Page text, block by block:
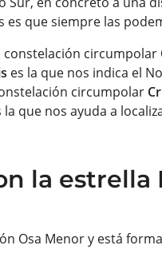
que siempre las
circumpolar
es la que nos indica el
circumpolar
la que nos ayuda a
la
Osa Menor y está